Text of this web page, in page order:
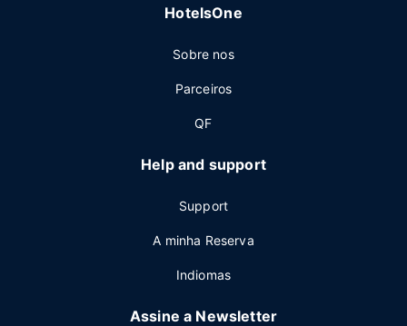
HotelsOne
Sobre nos
Parceiros
QF
Help and support
Support
A minha Reserva
Indiomas
Assine a Newsletter